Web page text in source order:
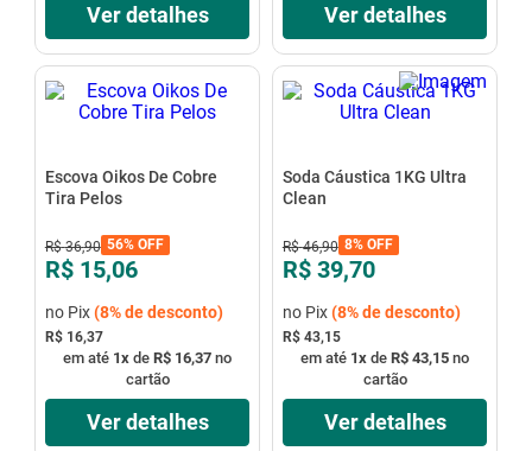
Ver detalhes Ver detalhes
Escova Oikos De Cobre
Tira Pelos
R$ 36,90 56%OFF
R$ 15,06
no Pix(8%de desconto)
R$ 16,37
em até 1x de R$ 16,37 no
cartão
Ver detalhes
Soda Cáustica 1KG Ultra
Clean
R$ 46,90 8%OFF
R$ 39,70
no Pix(8%de desconto)
R$ 43,15
em até 1x de R$ 43,15 no
cartão
Ver detalhes